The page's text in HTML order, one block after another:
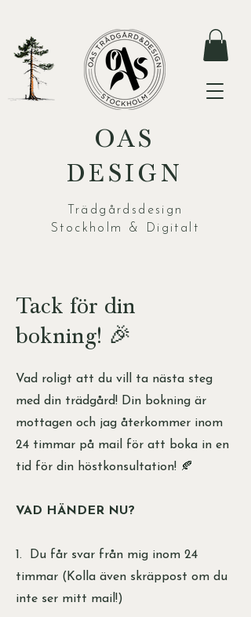
OAS
DESIGN
Trädgårdsdesign
Stockholm & Digitalt
Tack för din
bokning! 🎉
Vad roligt att du vill ta nästa steg
med din trädgård! Din bokning är
mottagen och jag återkommer inom
24 timmar på mail för att boka in en
tid för din höstkonsultation! 🍂
VAD HÄNDER NU?
1. Du får svar från mig inom 24
timmar (Kolla även skräppost om du
inte ser mitt mail!)